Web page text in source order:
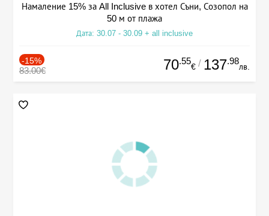
Намаление 15% за All Inclusive в хотел Съни, Созопол на
50 м от плажа
Дата: 30.07 - 30.09 + all inclusive
-15%
83.00€ 70.55
€ / 137.98
лв.